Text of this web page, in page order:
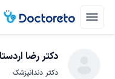
دکتر رضا
دکتر دندانپزشک